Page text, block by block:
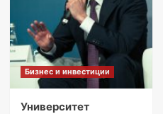
Бизнес и инвестиции
Университет